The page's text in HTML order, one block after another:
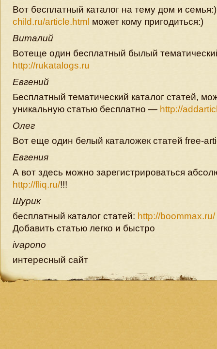
Вот бесплатный каталог на тему дом и
child.ru/article.html может кому пригодиться:)
Виталий
Вотеще один бесплатный былый
http://rukatalogs.ru
Евгений
Бесплатный тематический каталог статей,
уникальную статью бесплатно — http://
Олег
Вот еще один белый каталожек статей free-
Евгения
А вот здесь можно зарегистрироваться
http://fliq.ru/!!!
Шурик
бесплатный каталог статей: http://boommax.ru/
Добавить статью легко и быстро
ivapono
интересный сайт